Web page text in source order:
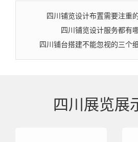
四川铺览设计布置需要注重
四川铺览设计服务都有
四川铺台搭建不能忽视的三个
四川展览展